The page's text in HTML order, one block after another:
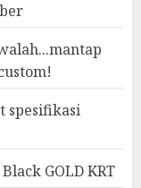
spesifikasi
GOLD KRT